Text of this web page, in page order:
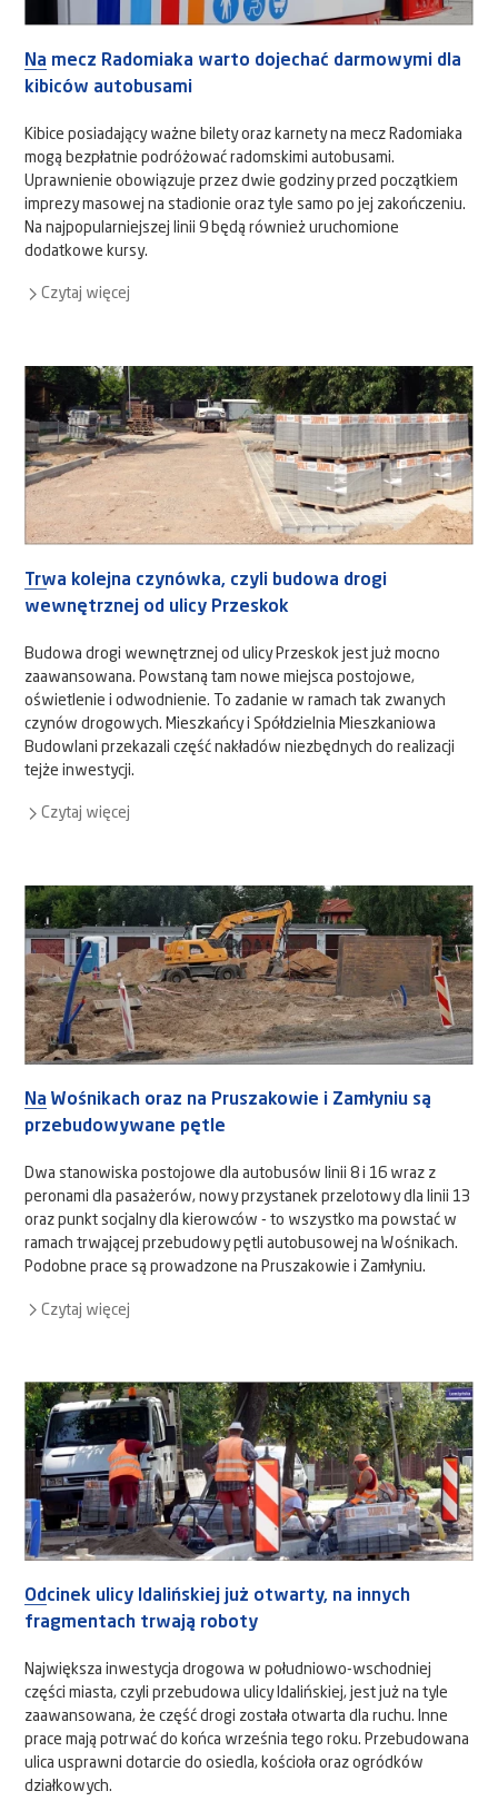
Na mecz Radomiaka warto dojechać darmowymi dla
kibiców autobusami
Kibice posiadający ważne bilety oraz karnety na mecz Radomiaka
mogą bezpłatnie podróżować radomskimi autobusami.
Uprawnienie obowiązuje przez dwie godziny przed początkiem
imprezy masowej na stadionie oraz tyle samo po jej zakończeniu.
Na najpopularniejszej linii 9 będą również uruchomione
dodatkowe kursy.
Czytaj więcej
Trwa kolejna czynówka, czyli budowa drogi
wewnętrznej od ulicy Przeskok
Budowa drogi wewnętrznej od ulicy Przeskok jest już mocno
zaawansowana. Powstaną tam nowe miejsca postojowe,
oświetlenie i odwodnienie. To zadanie w ramach tak zwanych
czynów drogowych. Mieszkańcy i Spółdzielnia Mieszkaniowa
Budowlani przekazali część nakładów niezbędnych do realizacji
tejże inwestycji.
Czytaj więcej
Na Wośnikach oraz na Pruszakowie i Zamłyniu są
przebudowywane pętle
Dwa stanowiska postojowe dla autobusów linii 8 i 16 wraz z
peronami dla pasażerów, nowy przystanek przelotowy dla linii 13
oraz punkt socjalny dla kierowców - to wszystko ma powstać w
ramach trwającej przebudowy pętli autobusowej na Wośnikach.
Podobne prace są prowadzone na Pruszakowie i Zamłyniu.
Czytaj więcej
Odcinek ulicy Idalińskiej już otwarty, na innych
fragmentach trwają roboty
Największa inwestycja drogowa w południowo-wschodniej
części miasta, czyli przebudowa ulicy Idalińskiej, jest już na tyle
zaawansowana, że część drogi została otwarta dla ruchu. Inne
prace mają potrwać do końca września tego roku. Przebudowana
ulica usprawni dotarcie do osiedla, kościoła oraz ogródków
działkowych.